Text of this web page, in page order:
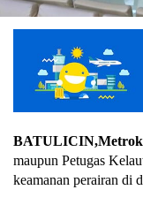
maupun Petugas
keamanan perairan di